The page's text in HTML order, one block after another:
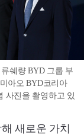
쉐량 BYD 그룹 부
아오 BYD코리아
사진을 촬영하고 있
새로운 가치